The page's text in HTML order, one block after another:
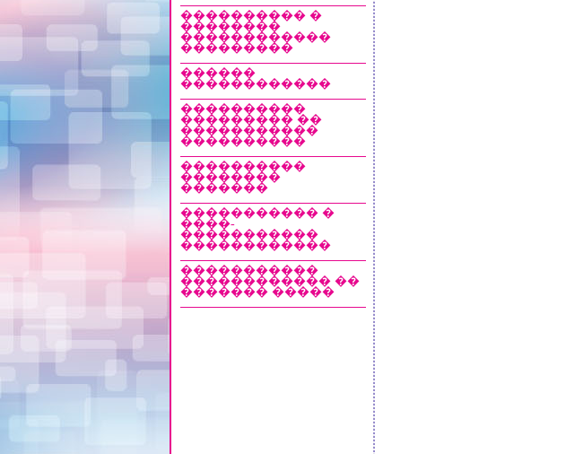
���������� �
��������
������������
���������
������
������������
����������
��������� ��
�����������
����������
����������
��������
�������
����������� �
����-
�����������
������������
�����������
������������ ��
������� �����